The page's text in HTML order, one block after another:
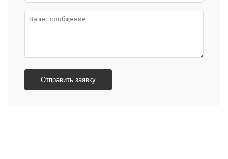
Отправить заявку